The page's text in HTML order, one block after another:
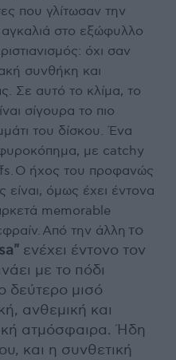
που γλίτωσαν την
αγκαλιά στο εξώφυλλο
όχι σαν
συνθήκη και
Σε αυτό το κλίμα, τo
σίγουρα το πιο
του δίσκου. Ένα
με catchy
Ο ήχος του προφανώς
όμως έχει έντονα
memorable
Από την άλλη το
ενέχει έντονο τον
με το πόδι
δεύτερο μισό
ανθεμική και
ατμόσφαιρα. Ήδη
και η συνθετική